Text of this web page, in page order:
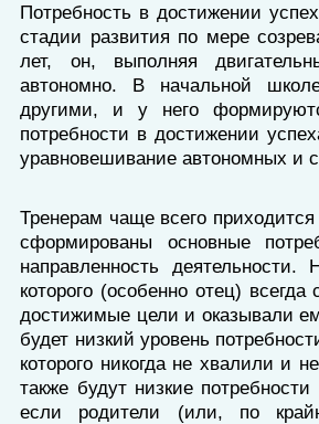
Потребность в достижении
стадии развития по мере
лет, он, выполняя
автономно. В начальной
другими, и у него
потребности в достижении
уравновешивание автономных и
Тренерам чаще всего
сформированы основные
направленность
которого (особенно отец)
достижимые цели и оказывали
будет низкий уровень
которого никогда не хвалили и
также будут низкие
если родители (или, по